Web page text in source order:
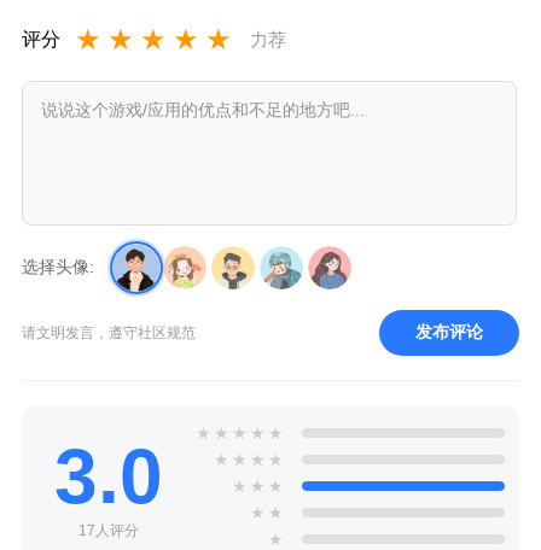
评分 ★ ★ ★ ★ ★ 力荐
选择头像:
请文明发言，遵守社区规范 发布评论
3.0
17人评分
★ ★ ★ ★ ★
★ ★ ★ ★
★ ★ ★
★ ★
★